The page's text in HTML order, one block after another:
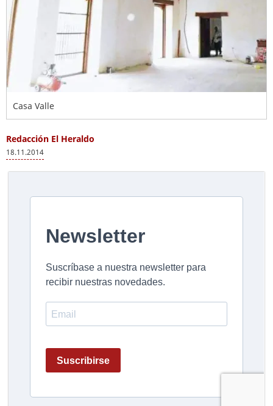
Casa Valle
Redacción El Heraldo
18.11.2014